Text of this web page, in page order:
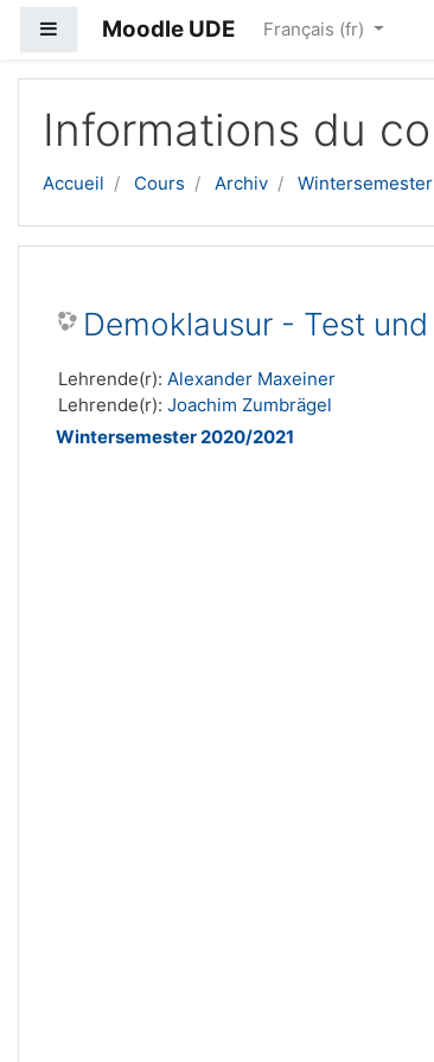
Panneau latéral
Moodle UDE Français ‎(fr)‎
Informations du
Accueil Cours Archiv
Demoklausur - Test
Lehrende(r): Alexander Maxeiner
Lehrende(r): Joachim Zumbrägel
Wintersemester 2020/2021